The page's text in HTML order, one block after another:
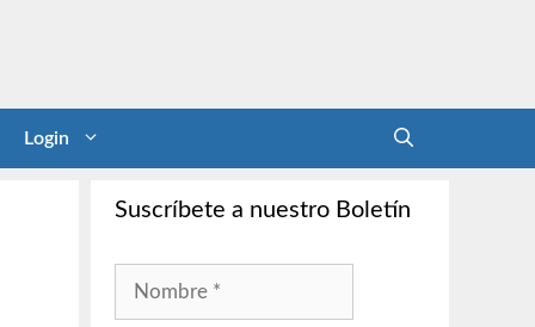
Login
Suscríbete a nuestro Boletín